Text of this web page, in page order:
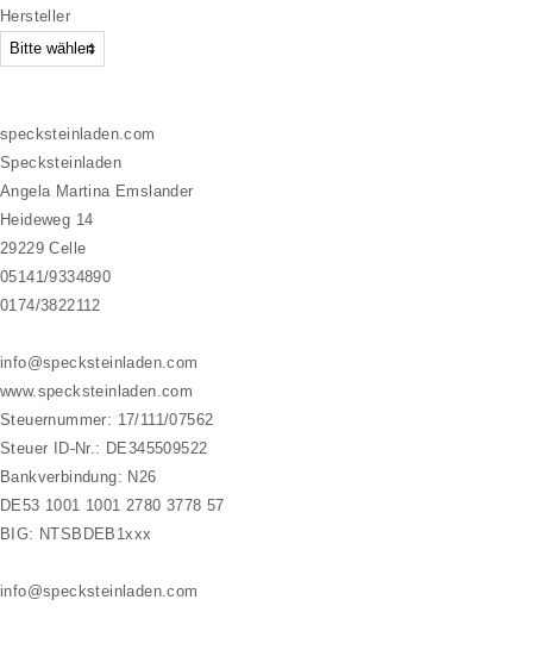
Hersteller
specksteinladen.com
Specksteinladen
Angela Martina Emslander
Heideweg 14
29229 Celle
05141/9334890
0174/3822112
info@specksteinladen.com
www.specksteinladen.com
Steuernummer: 17/111/07562
Steuer ID-Nr.: DE345509522
Bankverbindung: N26
DE53 1001 1001 2780 3778 57
BIG: NTSBDEB1xxx
info@specksteinladen.com